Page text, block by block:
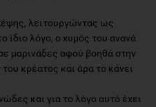
λειτουργώντας ως
ίδιο λόγο, ο χυμός του ανανά
μαρινάδες αφού βοηθά στην
κρέατος και άρα το κάνει
και για το λόγο αυτό έχει